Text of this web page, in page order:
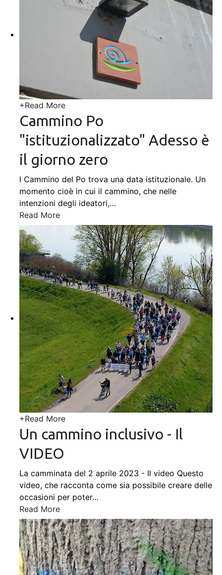
+Read More
Cammino Po
"istituzionalizzato" Adesso è
il giorno zero
l Cammino del Po trova una data istituzionale. Un
momento cioè in cui il cammino, che nelle
intenzioni degli ideatori,…
Read More
+Read More
Un cammino inclusivo - Il
VIDEO
La camminata del 2 aprile 2023 - Il video Questo
video, che racconta come sia possibile creare delle
occasioni per poter…
Read More